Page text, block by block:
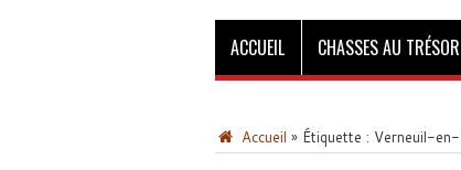
ACCUEIL CHASSES AU TRÉSOR
Accueil » Étiquette : Verneuil-